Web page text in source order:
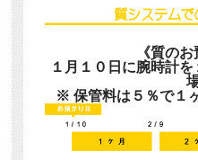
《質のお
１月１０日に腕時計
※ 保管料は５％で１